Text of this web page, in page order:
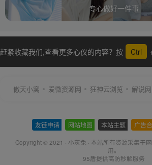
专心做好一件事
赶紧收藏我们,查看更多心仪的内容？按 Ctrl
傲天小窝 爱微资源网 狂神云浏览 解说网
友链申请 网站地图 本站主题 广告
Copyright © 2021 · 小灰兔 · 本站所有资源采集于
用。
95盾提供高防秒解服务